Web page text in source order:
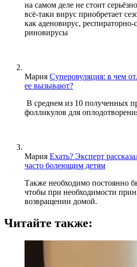
на самом деле не стоит
всё-таки вирус приобретает
как аденовирус,
риновирусы
Мария Суперовуляция: в чем
ее вызывают?
В среднем из 10 полученных
фолликулов для
Мария Ехать? Эксперт
часто болеющим детям
Также необходимо постоянно
чтобы при необходимости
возвращении домой.
Читайте также: